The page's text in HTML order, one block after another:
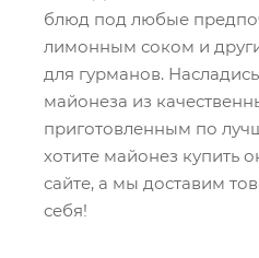
блюд под любые
лимонным соком и
для гурманов.
майонеза из
приготовленным по
хотите майонез купить
сайте, а мы доставим
себя!